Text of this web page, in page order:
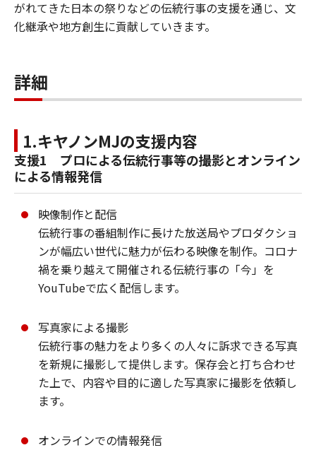
がれてきた日本の祭りなどの伝統行事の支援を通じ、文
化継承や地方創生に貢献していきます。
詳細
1.キヤノンMJの支援内容
支援1 プロによる伝統行事等の撮影とオンライン
による情報発信
映像制作と配信
伝統行事の番組制作に長けた放送局やプロダクショ
ンが幅広い世代に魅力が伝わる映像を制作。コロナ
禍を乗り越えて開催される伝統行事の「今」を
YouTubeで広く配信します。
写真家による撮影
伝統行事の魅力をより多くの人々に訴求できる写真
を新規に撮影して提供します。保存会と打ち合わせ
た上で、内容や目的に適した写真家に撮影を依頼し
ます。
オンラインでの情報発信